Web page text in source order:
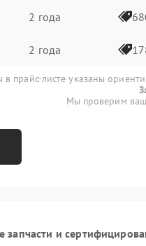
2 года
2 года
в прайс-листе указаны
Мы проверим
запчасти и